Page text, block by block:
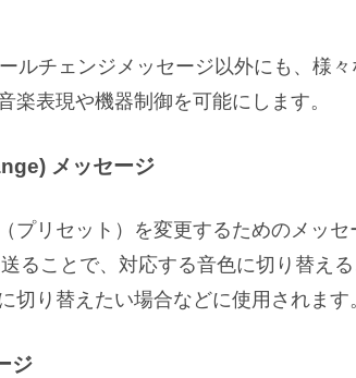
ルチェンジメッセージ以外にも、様
楽表現や機器制御を可能にします。
メッセージ
プリセット）を変更するためのメッ
ることで、対応する音色に切り替える
り替えたい場合などに使用されます
ジ